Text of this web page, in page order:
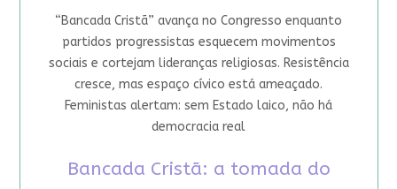
“Bancada Cristã” avança no Congresso enquanto
partidos progressistas esquecem movimentos
sociais e cortejam lideranças religiosas. Resistência
cresce, mas espaço cívico está ameaçado.
Feministas alertam: sem Estado laico, não há
democracia real
Bancada Cristã: a tomada do